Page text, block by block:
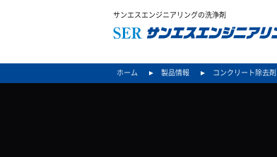
サンエスエンジニアリングの洗浄剤
ホーム 製品情報 コンクリート除去剤